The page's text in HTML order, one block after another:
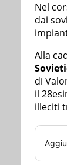
Nel
dai
Alla
di
il
illeciti